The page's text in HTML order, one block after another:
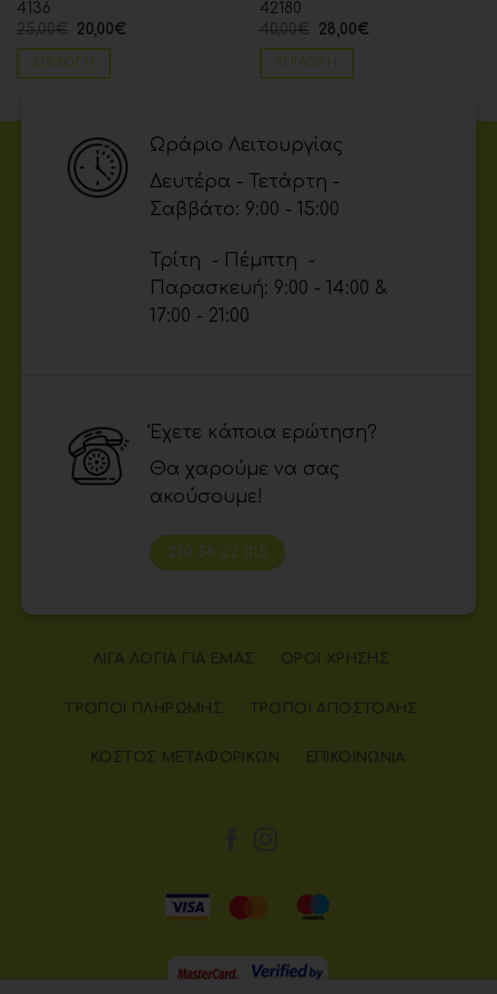
4136
25,00€ 20,00€
ΕΠΙΛΟΓΉ
42180
40,00€ 28,00€
ΕΠΙΛΟΓΉ
Ωράριο Λειτουργίας
Δευτέρα - Τετάρτη -
Σαββάτο: 9:00 - 15:00
Τρίτη - Πέμπτη -
Παρασκευή: 9:00 - 14:00 &
17:00 - 21:00
Έχετε κάποια ερώτηση?
Θα χαρούμε να σας
ακούσουμε!
210 58 22 015
ΛΊΓΑ ΛΌΓΙΑ ΓΙΑ ΕΜΆΣ ΌΡΟΙ ΧΡΉΣΗΣ
ΤΡΌΠΟΙ ΠΛΗΡΩΜΉΣ ΤΡΌΠΟΙ ΑΠΟΣΤΟΛΉΣ
ΚΌΣΤΟΣ ΜΕΤΑΦΟΡΙΚΏΝ ΕΠΙΚΟΙΝΩΝΊΑ